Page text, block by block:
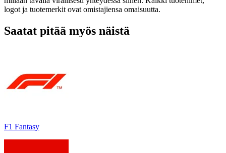
logot ja tuotemerkit ovat omistajiensa omaisuutta.
Saatat pitää myös näistä
F1 Fantasy